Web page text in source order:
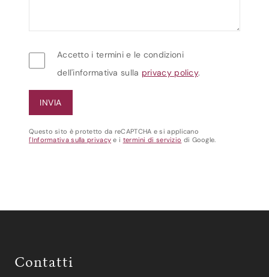
Accetto i termini e le condizioni
dell'informativa sulla privacy policy.
Questo sito è protetto da reCAPTCHA e si applicano
l'Informativa sulla privacy e i termini di servizio di Google.
Contatti